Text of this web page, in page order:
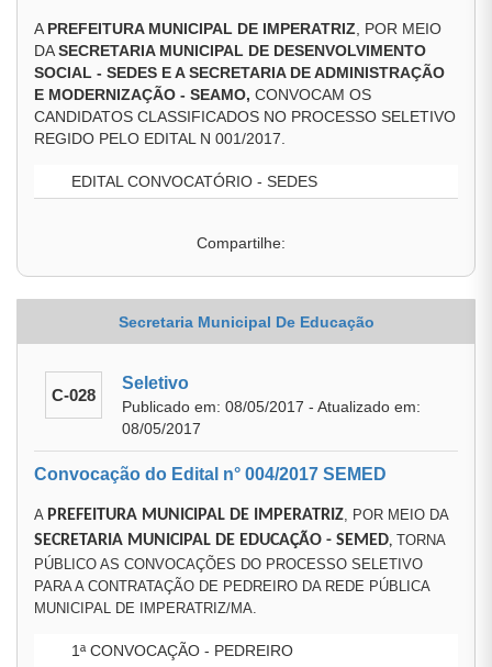
A PREFEITURA MUNICIPAL DE IMPERATRIZ , POR MEIO
DASECRETARIA MUNICIPAL DE DESENVOLVIMENTO
SOCIAL - SEDES E A SECRETARIA DE ADMINISTRAÇÃO
E MODERNIZAÇÃO - SEAMO, CONVOCAM OS
CANDIDATOS CLASSIFICADOS NO PROCESSO SELETIVO
REGIDO PELO EDITAL N 001/2017.
EDITAL CONVOCATÓRIO - SEDES
Compartilhe:
Secretaria Municipal De Educação
C-028
Seletivo
Publicado em: 08/05/2017 - Atualizado em:
08/05/2017
Convocação do Edital n° 004/2017 SEMED
A PREFEITURA MUNICIPAL DE IMPERATRIZ, POR MEIO DA
SECRETARIA MUNICIPAL DE EDUCAÇÃO - SEMED, TORNA
PÚBLICO AS CONVOCAÇÕES DO PROCESSO SELETIVO
PARA A CONTRATAÇÃO DE PEDREIRO DA REDE PÚBLICA
MUNICIPAL DE IMPERATRIZ/MA.
1ª CONVOCAÇÃO - PEDREIRO